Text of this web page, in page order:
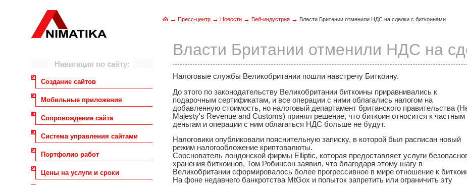
→ Пресс-центр → Новости → Веб-индустрия → Власти Британии отменили НДС на сделки с биткоинами
Власти Британии отменили НДС на
Налоговые службы Великобритании пошли навстречу Биткоину.
До этого по законодательству Великобритании биткоины приравнивались к
подарочным сертификатам, и все операции с ними облагались налогом на
добавленную стоимость, но налоговый департамент британского правительства
Majesty's Revenue and Customs) принял решение, что биткоин относится к частным
деньгам и операции с ним облагаться НДС больше не будут.
Налоговики опубликовали пояснительную записку, в которой был расписан новый
режим налогообложение криптовалюты.
Сооснователь лондонской фирмы Elliptic, которая предоставляет услуги
хранения биткоинов, Том Робинсон заявил, что благодаря этому шагу в
Великобритании сформировалось более прогрессивное в мире отношение к
На фоне недавнего банкротства MtGox и попыток запретить или ограничить эту
Навигация по сайту:
Создание сайтов
Мобильные приложения
Сопровождение сайта
Система управления сайтами
Портфолио работ
Цены на услуги и сроки